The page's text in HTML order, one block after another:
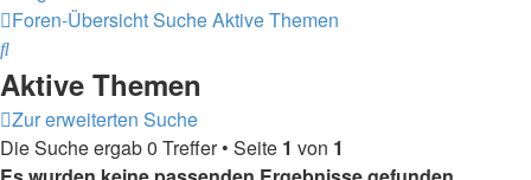
Foren-ÜbersichtSucheAktive Themen
Suche
Aktive Themen
Zur erweiterten Suche
Die Suche ergab 0 Treffer • Seite 1 von 1